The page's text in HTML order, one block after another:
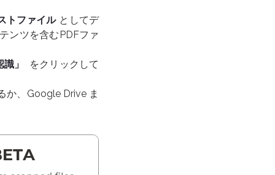
トファイル としてデ
ンツを含むPDFファ
」 をクリックして
か、Google Drive ま